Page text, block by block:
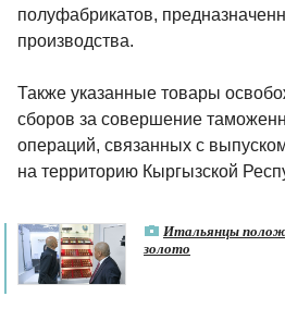
полуфабрикатов,
производства.
Также указанные товары
сборов за совершение
операций, связанных с
на территорию Кыргызской
Итальянцы
золото